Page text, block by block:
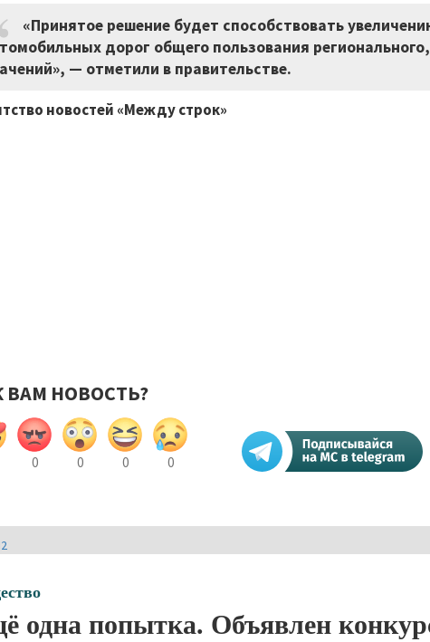
«Принятое решение будет способствовать
дорог общего пользования
— отметили в правительстве.
новостей «Между строк»
ВАМ НОВОСТЬ?
0 0 0 0
одна попытка. Объявлен